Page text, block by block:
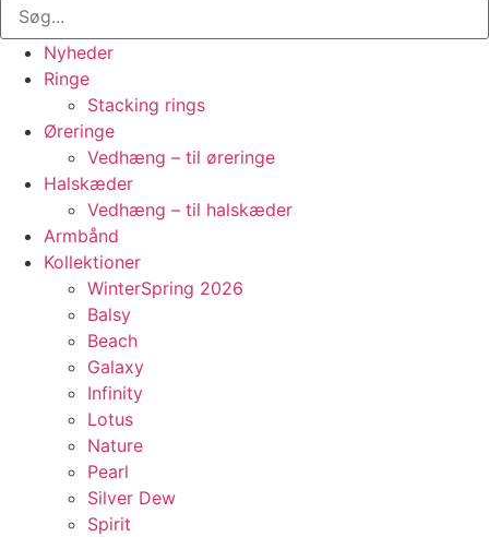
Nyheder
Ringe
Stacking rings
Øreringe
Vedhæng – til øreringe
Halskæder
Vedhæng – til halskæder
Armbånd
Kollektioner
WinterSpring 2026
Balsy
Beach
Galaxy
Infinity
Lotus
Nature
Pearl
Silver Dew
Spirit